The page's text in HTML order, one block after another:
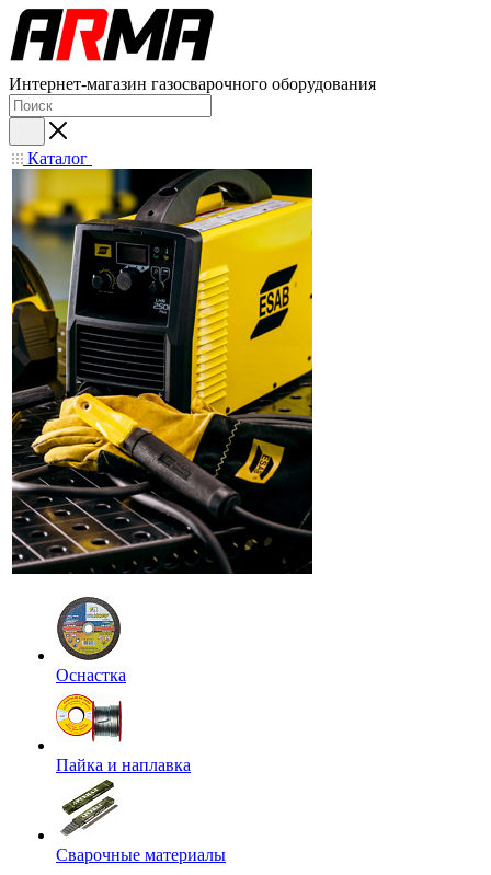
Интернет-магазин газосварочного оборудования
Каталог
Оснастка
Пайка и наплавка
Сварочные материалы